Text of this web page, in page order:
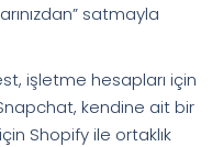
satmayla
işletme hesapları için
kendine ait bir
Shopify ile ortaklık